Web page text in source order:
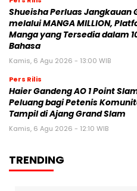
Shueisha Perluas Jangkauan
melalui MANGA MILLION,
Manga yang Tersedia dalam
Bahasa
Kamis, 6 Agu 2026 - 13:00 WIB
Pers Rilis
Haier Gandeng AO 1 Point
Peluang bagi Petenis
Tampil di Ajang Grand Slam
Kamis, 6 Agu 2026 - 12:10 WIB
TRENDING